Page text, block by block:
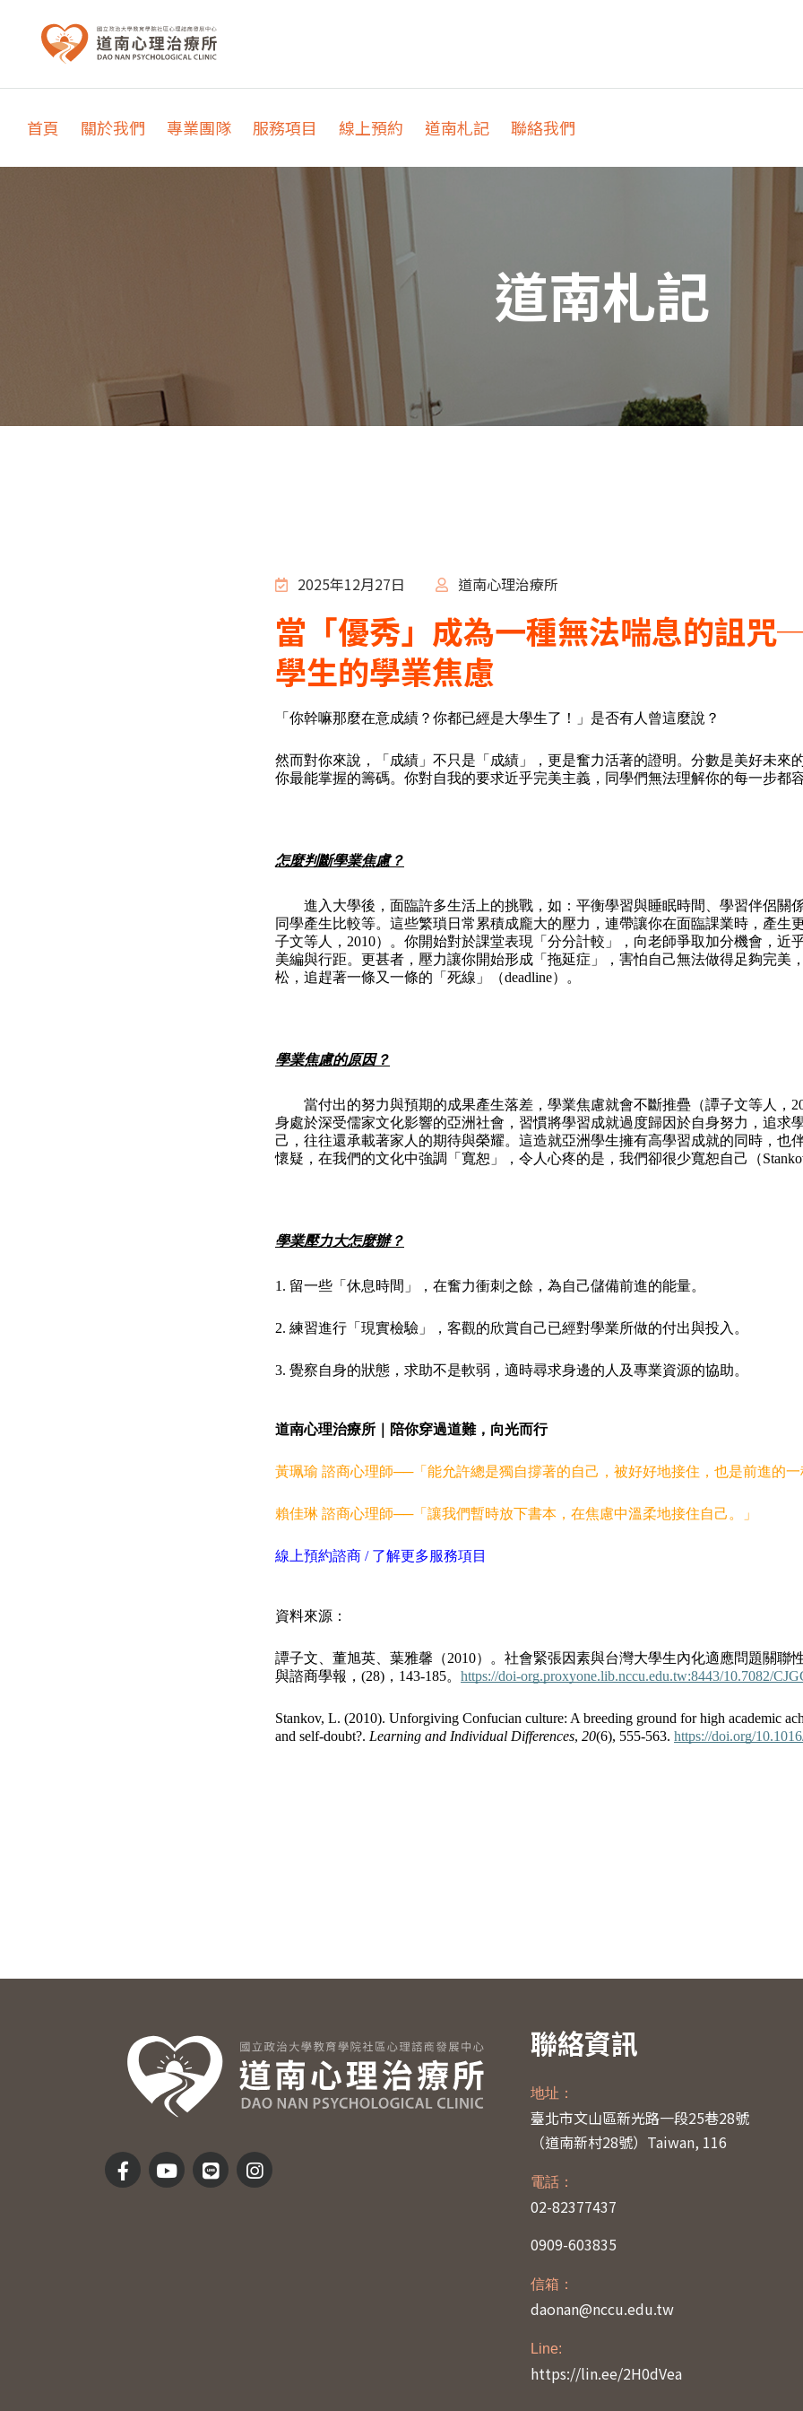
首頁 關於我們 專業團隊 服務項目 線上預約 道南札記 聯絡我們
道南札記
2025年12月27日 道南心理治療所
當「優秀」成為一種無法喘息的詛
學生的學業焦慮
「你幹嘛那麼在意成績？你都已經是大學生了！」是否有人曾這麼說？
然而對你來說，「成績」不只是「成績」，更是奮力活著的證明。分數是美好未來
你最能掌握的籌碼。你對自我的要求近乎完美主義，同學們無法理解你的每一步都
怎麼判斷學業焦慮？
進入大學後，面臨許多生活上的挑戰，如：平衡學習與睡眠時間、學習伴侶關
同學產生比較等。這些繁瑣日常累積成龐大的壓力，連帶讓你在面臨課業時，產生
子文等人，2010）。你開始對於課堂表現「分分計較」，向老師爭取加分機會，近
美編與行距。更甚者，壓力讓你開始形成「拖延症」，害怕自己無法做得足夠完美
松，追趕著一條又一條的「死線」（deadline）。
學業焦慮的原因？
當付出的努力與預期的成果產生落差，學業焦慮就會不斷推疊（譚子文等人，
身處於深受儒家文化影響的亞洲社會，習慣將學習成就過度歸因於自身努力，追求
己，往往還承載著家人的期待與榮耀。這造就亞洲學生擁有高學習成就的同時，也
懷疑，在我們的文化中強調「寬恕」，令人心疼的是，我們卻很少寬恕自己（
學業壓力大怎麼辦？
1. 留一些「休息時間」，在奮力衝刺之餘，為自己儲備前進的能量。
2. 練習進行「現實檢驗」，客觀的欣賞自己已經對學業所做的付出與投入。
3. 覺察自身的狀態，求助不是軟弱，適時尋求身邊的人及專業資源的協助。
道南心理治療所｜陪你穿過道難，向光而行
黃珮瑜 諮商心理師──「能允許總是獨自撐著的自己，被好好地接住，也是前進的一
賴佳琳 諮商心理師──「讓我們暫時放下書本，在焦慮中溫柔地接住自己。」
線上預約諮商 / 了解更多服務項目
資料來源：
譚子文、董旭英、葉雅馨（2010）。社會緊張因素與台灣大學生內化適應問題關聯
與諮商學報，(28)，143-185。 https://doi-org.proxyone.lib.nccu.edu.tw:8443/10.7082/
Stankov, L. (2010). Unforgiving Confucian culture: A breeding ground for high academic
and self-doubt?. Learning and Individual Differences, 20(6), 555-563. https://doi.org/
聯絡資訊
地址：
臺北市文山區新光路一段25巷28號
（道南新村28號） Taiwan, 116
電話：
02-82377437
0909-603835
信箱：
daonan@nccu.edu.tw
Line:
https://lin.ee/2H0dVea